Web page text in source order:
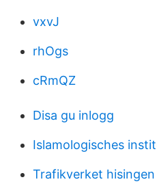
vxvJ
rhOgs
cRmQZ
Disa gu inlogg
Islamologisches
Trafikverket